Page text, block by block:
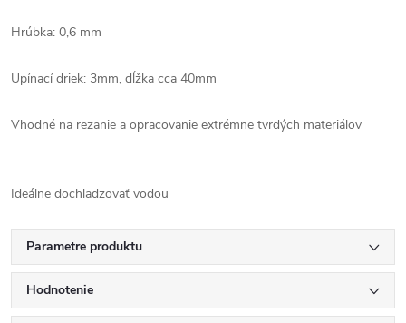
Hrúbka: 0,6 mm
Upínací driek: 3mm, dĺžka cca 40mm
Vhodné na rezanie a opracovanie extrémne tvrdých materiálov
Ideálne dochladzovať vodou
Parametre produktu
Hodnotenie